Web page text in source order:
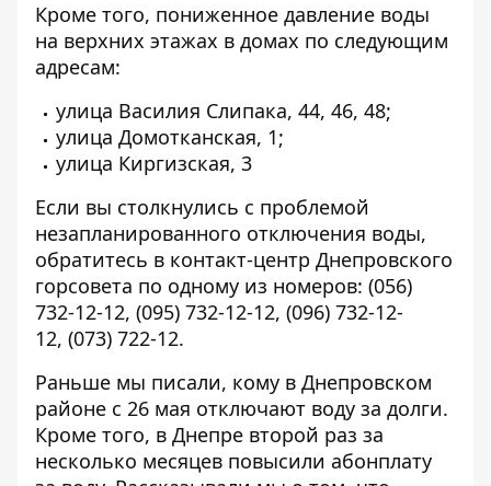
Кроме того, пониженное давление воды
на верхних этажах в домах по следующим
адресам:
улица Василия Слипака, 44, 46, 48;
улица Домотканская, 1;
улица Киргизская, 3
Если вы столкнулись с проблемой
незапланированного отключения воды,
обратитесь в контакт-центр Днепровского
горсовета по одному из номеров: (056)
732-12-12, (095) 732-12-12, (096) 732-12-
12, (073) 722-12.
Раньше мы писали, кому в Днепровском
районе с 26 мая отключают воду за долги.
Кроме того, в Днепре второй раз за
несколько месяцев повысили абонплату